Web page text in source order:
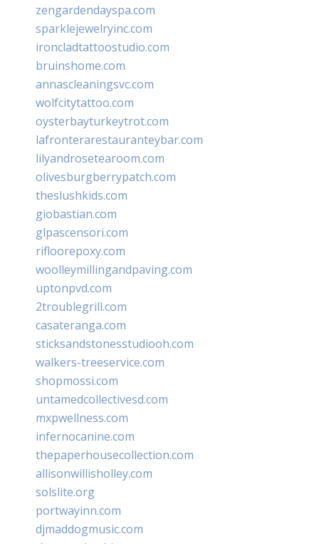
zengardendayspa.com
sparklejewelryinc.com
ironcladtattoostudio.com
bruinshome.com
annascleaningsvc.com
wolfcitytattoo.com
oysterbayturkeytrot.com
lafronterarestauranteybar.com
lilyandrosetearoom.com
olivesburgberrypatch.com
theslushkids.com
giobastian.com
glpascensori.com
rifloorepoxy.com
woolleymillingandpaving.com
uptonpvd.com
2troublegrill.com
casateranga.com
sticksandstonesstudiooh.com
walkers-treeservice.com
shopmossi.com
untamedcollectivesd.com
mxpwellness.com
infernocanine.com
thepaperhousecollection.com
allisonwillisholley.com
solslite.org
portwayinn.com
djmaddogmusic.com